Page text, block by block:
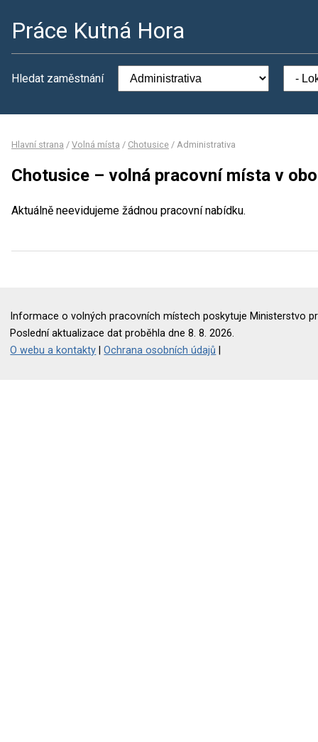
Práce Kutná Hora
Hledat zaměstnání
Hlavní strana / Volná místa / Chotusice / Administrativa
Chotusice – volná pracovní místa v
Aktuálně neevidujeme žádnou pracovní nabídku.
Informace o volných pracovních místech poskytuje Ministerstvo
Poslední aktualizace dat proběhla dne 8. 8. 2026.
O webu a kontakty |Ochrana osobních údajů